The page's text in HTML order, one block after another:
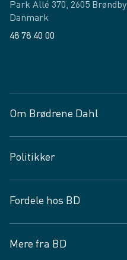
Park Allé 370, 2605 Brøndby
Danmark
48 78 40 00
Om Brødrene Dahl
Vagttelefon 30 10 89 89
Spørgsmål og svar
Job og karriere
Fødevarekontrolrapport
Politikker
Privatlivspolitik
Cookies
Vilkår og betingelser
Fordele hos BD
BD app
Mere fra BD